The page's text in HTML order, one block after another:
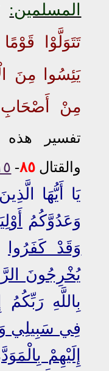
المسلمين:
تَتَوَلَّوْا
يَئِسُوا مِنَ
مِنْ أَصْحَابِ
تفسير هذه
والقتال ٨٥-
يَا أَيُّهَا
وَعَدُوَّكُمُ
وَقَدْ كَفَرُوا
يُخْرِجُونَ
بِاللَّهِ رَبِّكُمُ
فِي سَبِيلِي
إِلَيْهِمْ